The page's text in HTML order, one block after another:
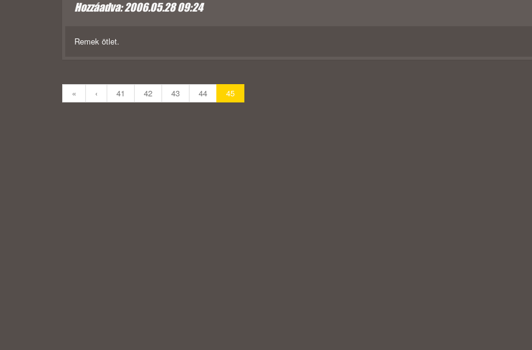
Hozzáadva: 2006.05.28 09:24
Remek ötlet.
« ‹ 41 42 43 44 45